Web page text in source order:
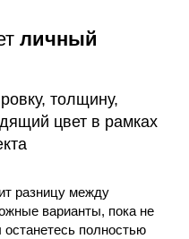
личный
толщину,
цвет в рамках
разницу между
варианты, пока не
полностью